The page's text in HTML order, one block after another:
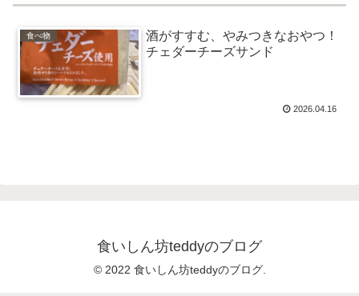
食べ物
酒がすすむ、やみつきなおやつ！
チェダーチーズサンド
2026.04.16
食いしん坊teddyのブログ
© 2022 食いしん坊teddyのブログ.